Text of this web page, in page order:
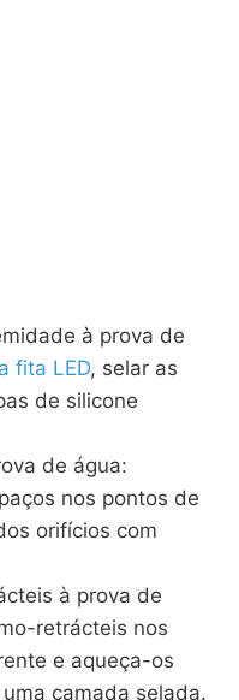
à prova de
fita LED, selar as
de silicone
de água:
nos pontos de
orifícios com
à prova de
retrácteis nos
e aqueça-os
camada selada.